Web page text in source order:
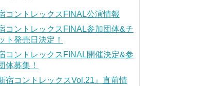
コントレックスFINAL公演情報
コントレックスFINAL参加団体&チ
ト発売日決定！
コントレックスFINAL開催決定&参
体募集！
新宿コントレックスVol.21』直前情